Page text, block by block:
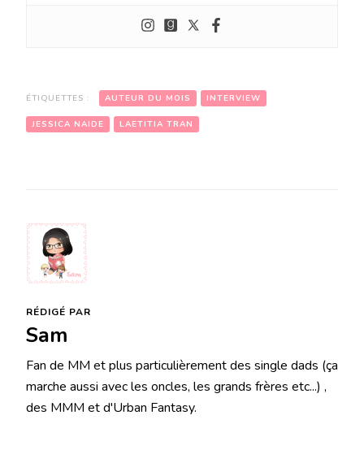
ÉTIQUETTES : AUTEUR DU MOIS INTERVIEW
JESSICA NAIDE LAETITIA TRAN
RÉDIGÉ PAR
Sam
Fan de MM et plus particulièrement des single dads (ça
marche aussi avec les oncles, les grands frères etc...) ,
des MMM et d'Urban Fantasy.